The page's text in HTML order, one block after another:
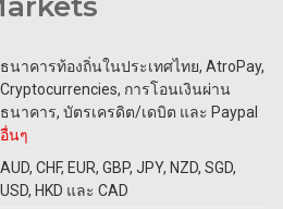
ธนาคารท้องถิ่นในประเทศไทย, AtroPay,
Cryptocurrencies, การโอนเงินผ่าน
ธนาคาร, บัตรเครดิต/เดบิต และ Paypal
อื่นๆ
AUD, CHF, EUR, GBP, JPY, NZD, SGD,
USD, HKD และ CAD